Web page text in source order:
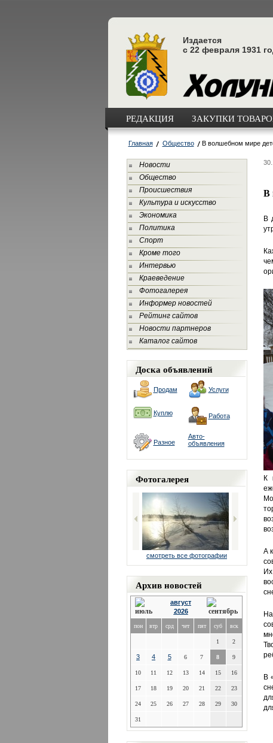
Издается
с 22 февраля 1931
РЕДАКЦИЯ ЗАКУПКИ
Главная Общество В волшебном мире
Новости
Общество
Происшествия
Культура и искусство
Экономика
Политика
Спорт
Кроме того
Интервью
Краеведение
Фотогалерея
Информер новостей
Рейтинг сайтов
Новости партнеров
Каталог сайтов
Доска объявлений
Продам Услуги
Куплю Работа
Разное
Авто-
объявления
Фотогалерея
смотреть все фотографии
Архив новостей
август
2026
пон втр срд чет пят суб вск
1 2
3 4 5 6 7 8 9
10 11 12 13 14 15 16
17 18 19 20 21 22 23
24 25 26 27 28 29 30
31
В
В
К
А
В